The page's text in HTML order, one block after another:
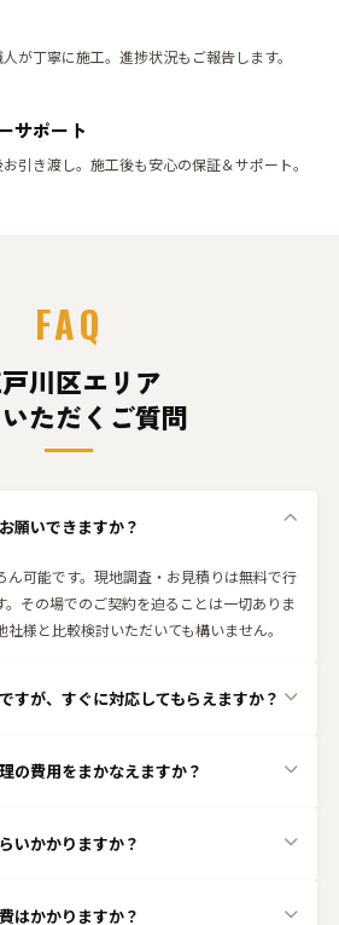
が丁寧に施工。進捗状況もご報告します。
サポート
引き渡し。施工後も安心の保証＆サポート。
FAQ
川区エリア
ただくご質問
願いできますか？
ん可能です。現地調査・お見積りは無料で行
。その場でのご契約を迫ることは一切ありま
社様と比較検討いただいても構いません。
すが、すぐに対応してもらえますか？
置から本格的な修理まで迅速に対応いたしま
の費用をまかなえますか？
の「風災・雹災・雪災」補償の対象となるケ
いかかりますか？
ば1日〜数日程度で完了することが多いで
はかかりますか？